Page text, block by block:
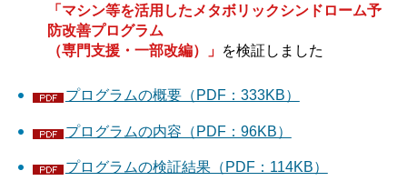
「マシン等を活用したメタボリックシンドローム予
防改善プログラム
（専門支援・一部改編）」 を検証しました
プログラムの概要（PDF：333KB）
プログラムの内容（PDF：96KB）
プログラムの検証結果（PDF：114KB）